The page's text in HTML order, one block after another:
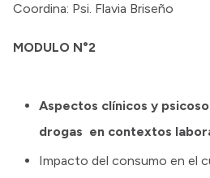
Coordina: Psi. Flavia Briseño
MODULO N°2
Aspectos clínicos y
drogas en contextos
Impacto del consumo en el